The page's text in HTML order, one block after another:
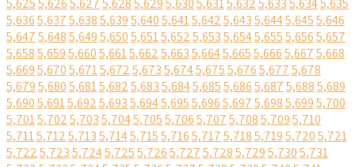
5,6255,6265,6275,6285,6295,6305,6315,6325,6335,6345,635
5,6365,6375,6385,6395,6405,6415,6425,6435,6445,6455,646
5,6475,6485,6495,6505,6515,6525,6535,6545,6555,6565,657
5,6585,6595,6605,6615,6625,6635,6645,6655,6665,6675,668
5,6695,6705,6715,6725,6735,6745,6755,6765,6775,678
5,6795,6805,6815,6825,6835,6845,6855,6865,6875,6885,689
5,6905,6915,6925,6935,6945,6955,6965,6975,6985,6995,700
5,7015,7025,7035,7045,7055,7065,7075,7085,7095,710
5,7115,7125,7135,7145,7155,7165,7175,7185,7195,7205,721
5,7225,7235,7245,7255,7265,7275,7285,7295,7305,731